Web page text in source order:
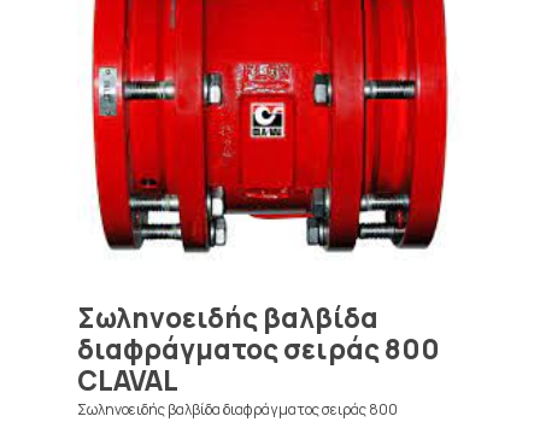
Σωληνοειδής βαλβίδα
διαφράγματος σειράς 800
CLAVAL
Σωληνοειδής βαλβίδα διαφράγματος σειράς 800